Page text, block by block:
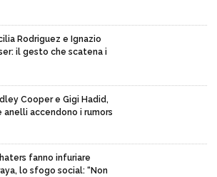
Rodriguez e Ignazio
il gesto che scatena i
Cooper e Gigi Hadid,
anelli accendono i rumors
fanno infuriare
lo sfogo social: “Non